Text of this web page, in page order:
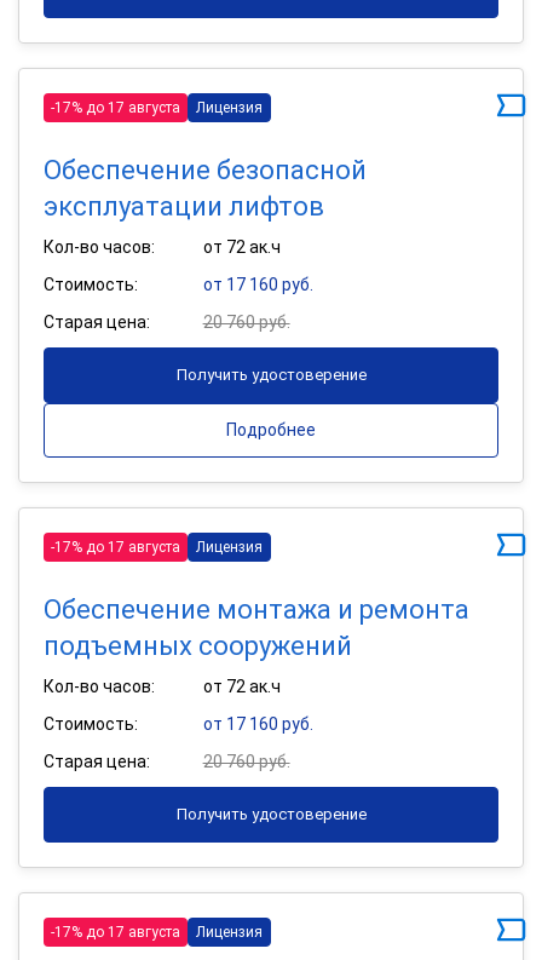
-17% до 17 августа Лицензия
Обеспечение безопасной
эксплуатации лифтов
Кол-во часов:
от 72 ак.ч
Стоимость:
от 17 160 руб.
Старая цена:
20 760 руб.
Получить удостоверение
Подробнее
-17% до 17 августа Лицензия
Обеспечение монтажа и ремонта
подъемных сооружений
Кол-во часов:
от 72 ак.ч
Стоимость:
от 17 160 руб.
Старая цена:
20 760 руб.
Получить удостоверение
-17% до 17 августа Лицензия